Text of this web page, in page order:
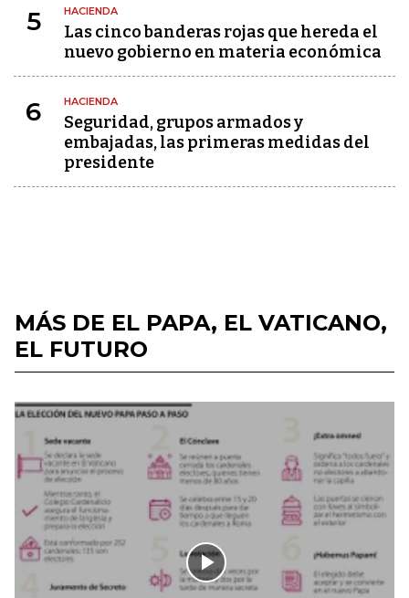
5 HACIENDA
Las cinco banderas rojas que hereda el
nuevo gobierno en materia económica
6 HACIENDA
Seguridad, grupos armados y
embajadas, las primeras medidas del
presidente
MÁS DE EL PAPA, EL VATICANO,
EL FUTURO